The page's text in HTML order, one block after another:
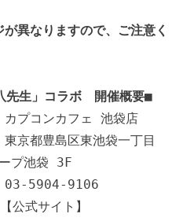
異なりますので、ご注意く
先生」コラボ　開催概要■
カプコンカフェ 池袋店
東池袋一丁目
プ池袋 3F
9106
ト】